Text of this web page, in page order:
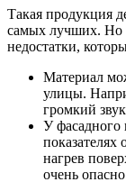
Такая продукция
самых лучших. Но
недостатки,
Материал
улицы.
громкий
У фасадного
нагрев
очень